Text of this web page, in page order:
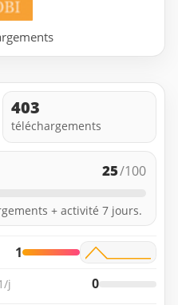
403
téléchargements
25/100
+ activité 7 jours.
1
j 0